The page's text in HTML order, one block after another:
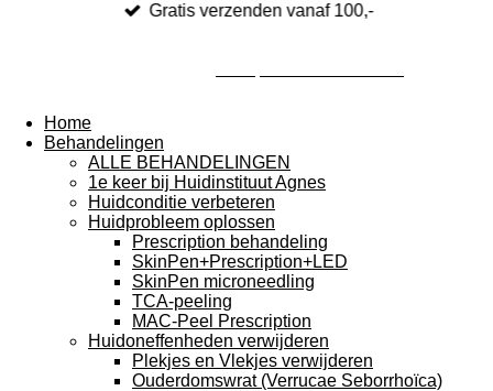
Gratis verzenden vanaf 100,-
Home
Behandelingen
ALLE BEHANDELINGEN
1e keer bij Huidinstituut Agnes
Huidconditie verbeteren
Huidprobleem oplossen
Prescription behandeling
SkinPen+Prescription+LED
SkinPen microneedling
TCA-peeling
MAC-Peel Prescription
Huidoneffenheden verwijderen
Plekjes en Vlekjes verwijderen
Ouderdomswrat (Verrucae Seborrhoïca)